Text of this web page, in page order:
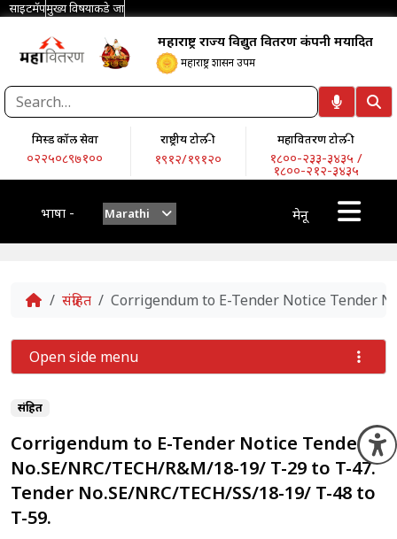
साइटमॅपमुख्य विषयाकडे जा
महाराष्ट्र राज्य विद्युत वितरण कंपनी मर्यादित
महाराष्ट्र शासन उपक्रम
मिस्ड कॉल सेवा
०२२५०८९७१००
राष्ट्रीय टोल-फ्री
१९१२/१९१२०
महावितरण टोल-फ्री
१८००-२३३-३४३५ /
१८००-२१२-३४३५
भाषा - Marathi मेनू
Home
संग्रहित Corrigendum to E-Tender Notice Tender
संग्रहित
Corrigendum to E-Tender Notice Tender
No.SE/NRC/TECH/R&M/18-19/ T-29 to T-47.
Tender No.SE/NRC/TECH/SS/18-19/ T-48 to
T-59.
Open side menu